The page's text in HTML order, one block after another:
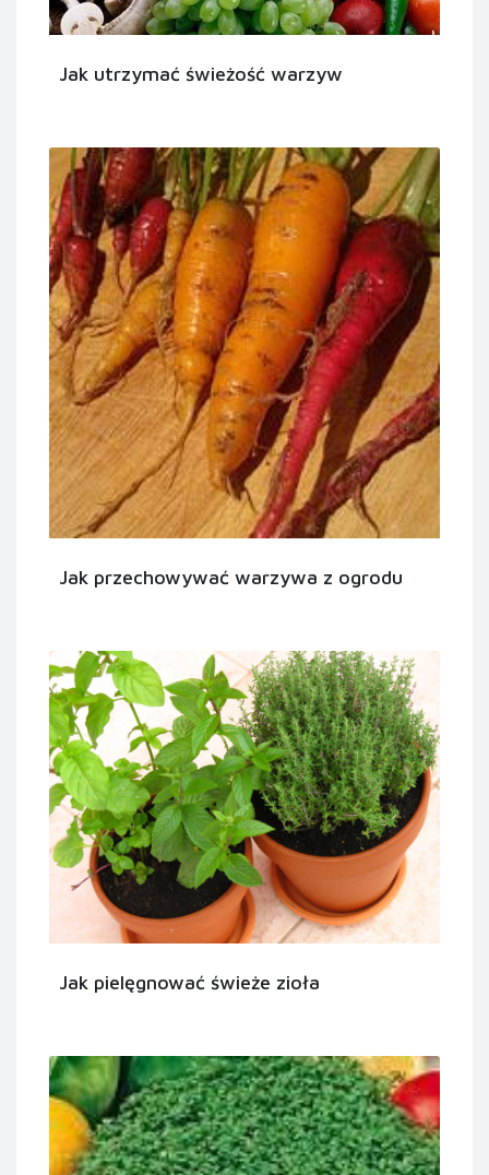
Jak utrzymać świeżość warzyw
Jak przechowywać warzywa z ogrodu
Jak pielęgnować świeże zioła